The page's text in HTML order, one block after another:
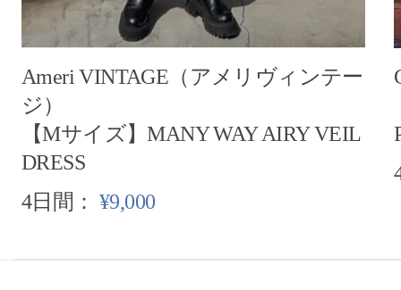
Ameri VINTAGE（アメリヴィンテー
ジ）
【Mサイズ】MANY WAY AIRY VEIL
DRESS
4日間： ¥9,000